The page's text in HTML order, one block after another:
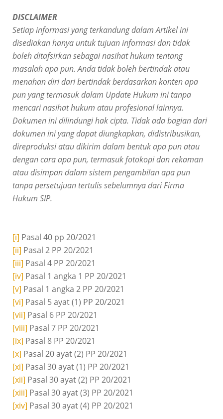
DISCLAIMER
Setiap informasi yang terkandung dalam Artikel ini
disediakan hanya untuk tujuan informasi dan tidak
boleh ditafsirkan sebagai nasihat hukum tentang
masalah apa pun. Anda tidak boleh bertindak atau
menahan diri dari bertindak berdasarkan konten apa
pun yang termasuk dalam Update Hukum ini tanpa
mencari nasihat hukum atau profesional lainnya.
Dokumen ini dilindungi hak cipta. Tidak ada bagian dari
dokumen ini yang dapat diungkapkan, didistribusikan,
direproduksi atau dikirim dalam bentuk apa pun atau
dengan cara apa pun, termasuk fotokopi dan rekaman
atau disimpan dalam sistem pengambilan apa pun
tanpa persetujuan tertulis sebelumnya dari Firma
Hukum SIP.
[i] Pasal 40 pp 20/2021
[ii] Pasal 2 PP 20/2021
[iii] Pasal 4 PP 20/2021
[iv] Pasal 1 angka 1 PP 20/2021
[v] Pasal 1 angka 2 PP 20/2021
[vi] Pasal 5 ayat (1) PP 20/2021
[vii] Pasal 6 PP 20/2021
[viii] Pasal 7 PP 20/2021
[ix] Pasal 8 PP 20/2021
[x] Pasal 20 ayat (2) PP 20/2021
[xi] Pasal 30 ayat (1) PP 20/2021
[xii] Pasal 30 ayat (2) PP 20/2021
[xiii] Pasal 30 ayat (3) PP 20/2021
[xiv] Pasal 30 ayat (4) PP 20/2021